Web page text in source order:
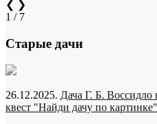
❮ ❯
1 / 7
Старые дачи
26.12.2025. Дача Г. Б. Воссидло
квест "Найди дачу по